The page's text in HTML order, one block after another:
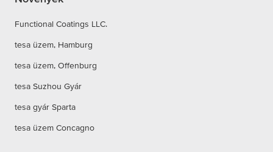
Functional Coatings LLC.
tesa üzem, Hamburg
tesa üzem, Offenburg
tesa Suzhou Gyár
tesa gyár Sparta
tesa üzem Concagno